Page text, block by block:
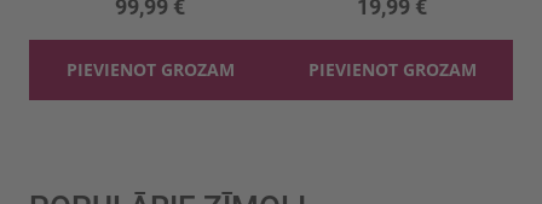
99,99 €
PIEVIENOT GROZAM
19,99 €
PIEVIENOT GROZAM